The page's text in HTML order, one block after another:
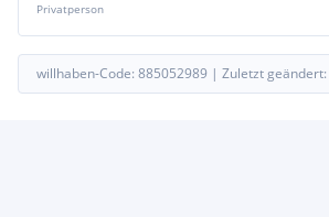
Privatperson
willhaben-Code: 885052989 | Zuletzt geändert: